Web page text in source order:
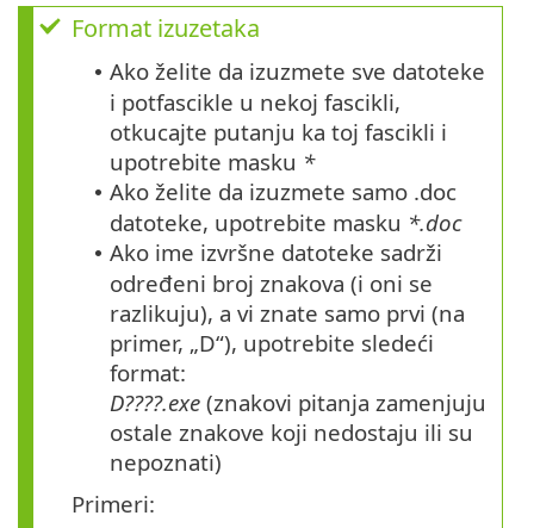
Format izuzetaka
• Ako želite da izuzmete sve datoteke
i potfascikle u nekoj fascikli,
otkucajte putanju ka toj fascikli i
upotrebite masku *
• Ako želite da izuzmete samo .doc
datoteke, upotrebite masku *.doc
• Ako ime izvršne datoteke sadrži
određeni broj znakova (i oni se
razlikuju), a vi znate samo prvi (na
primer, „D“), upotrebite sledeći
format:
D????.exe (znakovi pitanja zamenjuju
ostale znakove koji nedostaju ili su
nepoznati)
Primeri: